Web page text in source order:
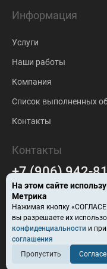
Информация
Услуги
Наши работы
Компания
Список выполненных
Контакты
Контакты
+7 (906) 942-
falc-stroy@mail.ru
Барнаул
ул. Ползунова, здание
На этом сайте
Метрика
Нажимая кнопку
вы разрешаете их
конфиденциальности и
соглашения
Пропустить